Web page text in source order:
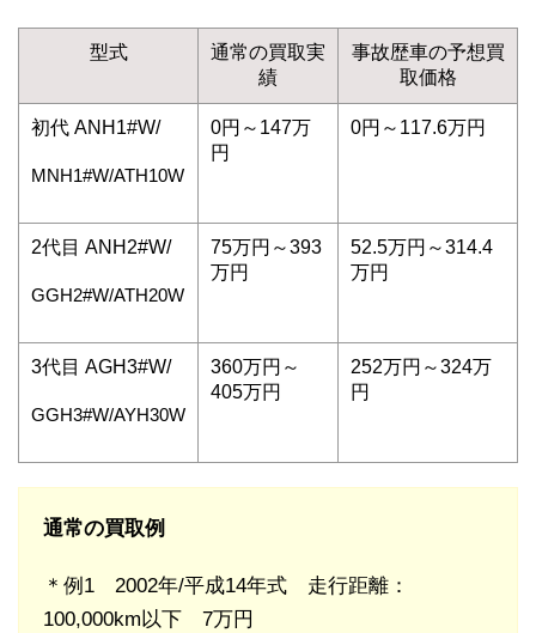
型式
通常の買取実
績
事故歴車の予想買
取価格
初代 ANH1#W/
MNH1#W/ATH10W
0円～147万
円
0円～117.6万円
2代目 ANH2#W/
GGH2#W/ATH20W
75万円～393
万円
52.5万円～314.4
万円
3代目 AGH3#W/
GGH3#W/AYH30W
360万円～
405万円
252万円～324万
円
通常の買取例
＊例1 2002年/平成14年式 走行距離：
100,000km以下 7万円